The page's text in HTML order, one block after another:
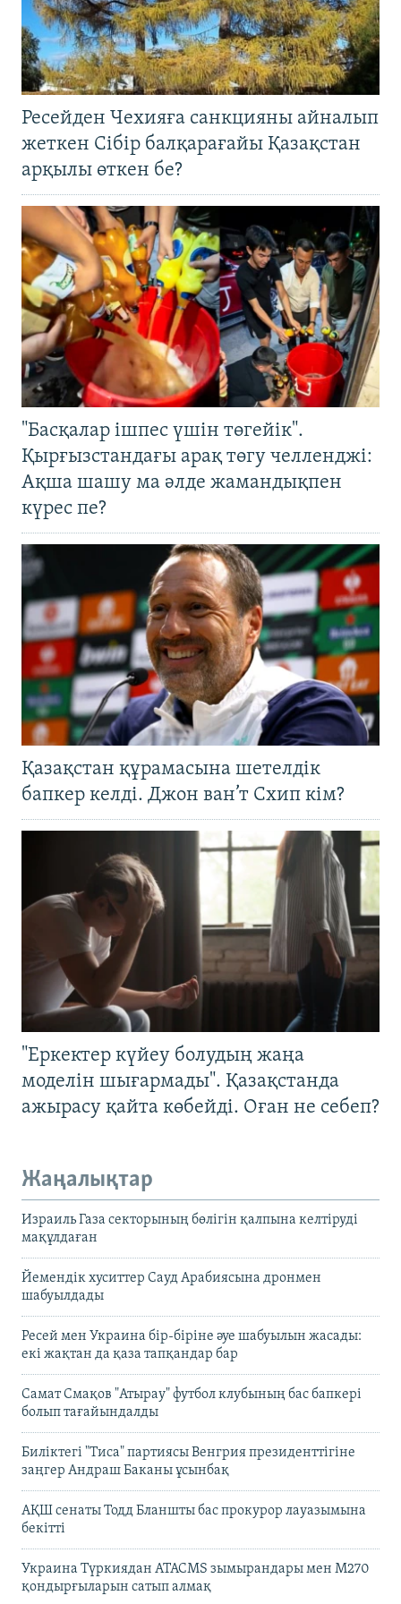
Ресейден Чехияға санкцияны айналып
жеткен Сібір балқарағайы Қазақстан
арқылы өткен бе?
"Басқалар ішпес үшін төгейік".
Қырғызстандағы арақ төгу челленджі:
Ақша шашу ма әлде жамандықпен
күрес пе?
Қазақстан құрамасына шетелдік
бапкер келді. Джон ван’т Схип кім?
"Еркектер күйеу болудың жаңа
моделін шығармады". Қазақстанда
ажырасу қайта көбейді. Оған не себеп?
Жаңалықтар
Израиль Газа секторының бөлігін қалпына келтіруді
мақұлдаған
Йемендік хуситтер Сауд Арабиясына дронмен
шабуылдады
Ресей мен Украина бір-біріне әуе шабуылын жасады:
екі жақтан да қаза тапқандар бар
Самат Смақов "Атырау" футбол клубының бас бапкері
болып тағайындалды
Биліктегі "Тиса" партиясы Венгрия президенттігіне
заңгер Андраш Баканы ұсынбақ
АҚШ сенаты Тодд Бланшты бас прокурор лауазымына
бекітті
Украина Түркиядан ATACMS зымырандары мен M270
қондырғыларын сатып алмақ